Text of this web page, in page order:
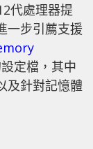
代處理器提
一步引薦支援
定檔，其中
及針對記憶體